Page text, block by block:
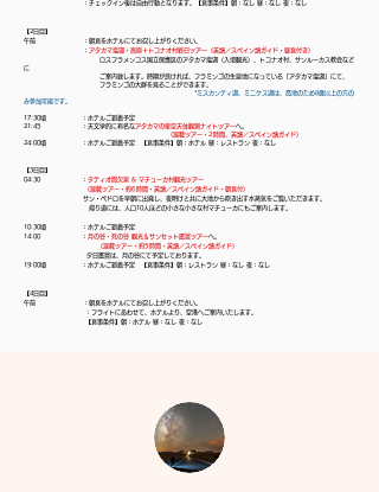
：チェックイン後は自由行動となります。【食事条件】朝：なし 昼：なし 夜：なし
【2日目】
午前 ：朝食をホテルにてお召し上がりください。
： アタカマ塩湖・高原＋トコナオ村終日ツアー（英語／スペイン語ガイド・昼食付き）
ロスフラメンコス国立保護区のアタカマ塩湖（入場観光）、トコナオ村、サンルーカス教会など
に
ご案内致します。 時期が良ければ、フラミンゴの生息地になっている「アタカマ塩湖」にて、
フラミンゴの大群を見ることができます。
*ミスカンティ湖、ミニケス湖は、高地のため8歳以上の方の
み参加可能です。
17:30頃 ：ホテルご到着予定
21:45 ：天文学的に有名なアタカマの星空天体観測ナイトツアーへ。
(混載ツアー・2時間、 英語／スペイン語ガイド）
24:00頃 ：ホテルご到着予定 【食事条件】朝：ホテル 昼：レストラン 夜：なし
【3日目】
04:30 ： タティオ間欠泉 & マチューカ村観光ツアー
（混載ツアー・約6時間・ 英語／スペイン語ガイド ・朝食付）
サン・ペドロを早朝に出発し、夜明けと共に大地から吹き出す水蒸気をご覧いただきます。
帰り道には、人口10人ほどの小さな小さな村マチューカにもご案内します。
10:30頃 ：ホテルご到着予定
14:00 ： 月の谷・死の谷 観光＆サンセット鑑賞ツアーへ。
（混載ツアー・約5時間・ 英語／スペイン語ガイド）
夕日鑑賞は、月の谷にて予定しております。
19:00頃 ：ホテルご到着予定 【食事条件】朝：レストラン 昼：なし 夜：なし
【4日目】
午前 ：朝食をホテルにてお召し上がりください。
：フライトにあわせて、ホテルより、空港へご案内いたします。
【食事条件】朝：ホテル 昼：なし 夜：なし